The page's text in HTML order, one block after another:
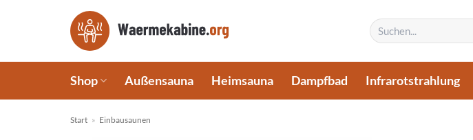
Suchen
nach:
Shop Außensauna Heimsauna Dampfbad Infrarotstrahlung
Start » Einbausaunen